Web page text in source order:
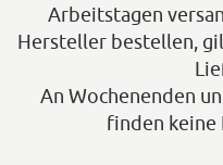
Arbeitstagen
Hersteller bestellen,
An Wochenenden
finden keine